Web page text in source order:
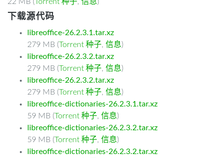
下载源代码
libreoffice-26.2.3.1.tar.xz
279 MB (Torrent 种子, 信息)
libreoffice-26.2.3.2.tar.xz
279 MB (Torrent 种子, 信息)
libreoffice-26.2.3.2.tar.xz
279 MB (Torrent 种子, 信息)
libreoffice-dictionaries-26.2.3.1.tar.xz
59 MB (Torrent 种子, 信息)
libreoffice-dictionaries-26.2.3.2.tar.xz
59 MB (Torrent 种子, 信息)
libreoffice-dictionaries-26.2.3.2.tar.xz